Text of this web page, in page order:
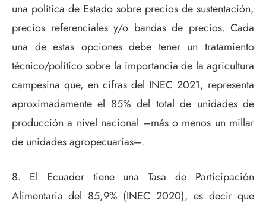
una política de Estado sobre precios de sustentación,
precios referenciales y/o bandas de precios. Cada
una de estas opciones debe tener un tratamiento
técnico/político sobre la importancia de la agricultura
campesina que, en cifras del INEC 2021, representa
aproximadamente el 85% del total de unidades de
producción a nivel nacional –más o menos un millar
de unidades agropecuarias–.
8. El Ecuador tiene una Tasa de Participación
Alimentaria del 85,9% (INEC 2020), es decir que